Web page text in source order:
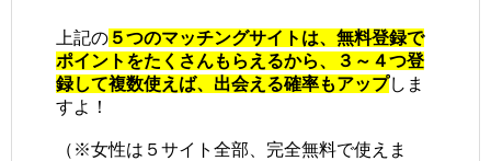
上記の ５つのマッチングサイトは、無料登録で
ポイントをたくさんもらえるから、３～４つ登
録して複数使えば、出会える確率もアップしま
すよ！
（※女性は５サイト全部、完全無料で使えま